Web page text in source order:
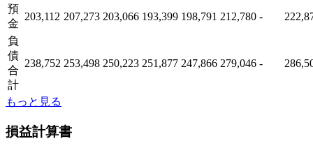
預
金
203,112 207,273 203,066 193,399 198,791 212,780 -
負
債
合
計
238,752 253,498 250,223 251,877 247,866 279,046 -
もっと見る
損益計算書